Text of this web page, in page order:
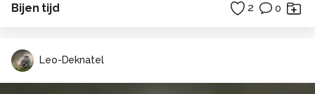
Bijen tijd 2 0
Leo-Deknatel